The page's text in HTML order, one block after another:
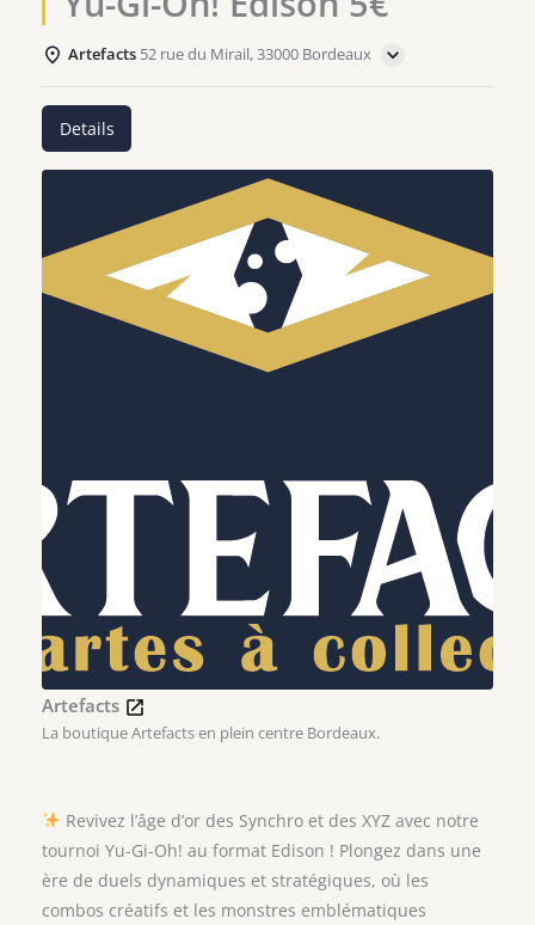
Artefacts 52 rue du Mirail, 33000 Bordeaux
Details
Artefacts
La boutique Artefacts en plein centre Bordeaux.
Revivez l’âge d’or des Synchro et des XYZ avec notre
tournoi Yu-Gi-Oh! au format Edison ! Plongez dans une
ère de duels dynamiques et stratégiques, où les
combos créatifs et les monstres emblématiques